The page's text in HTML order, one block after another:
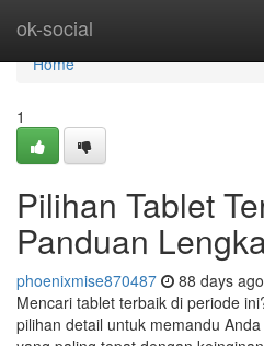
ok-social
Home
Home
1
Pilihan Tablet
Panduan
phoenixmise870487 88 days ago
Mencari tablet terbaik di periode
pilihan detail untuk memandu